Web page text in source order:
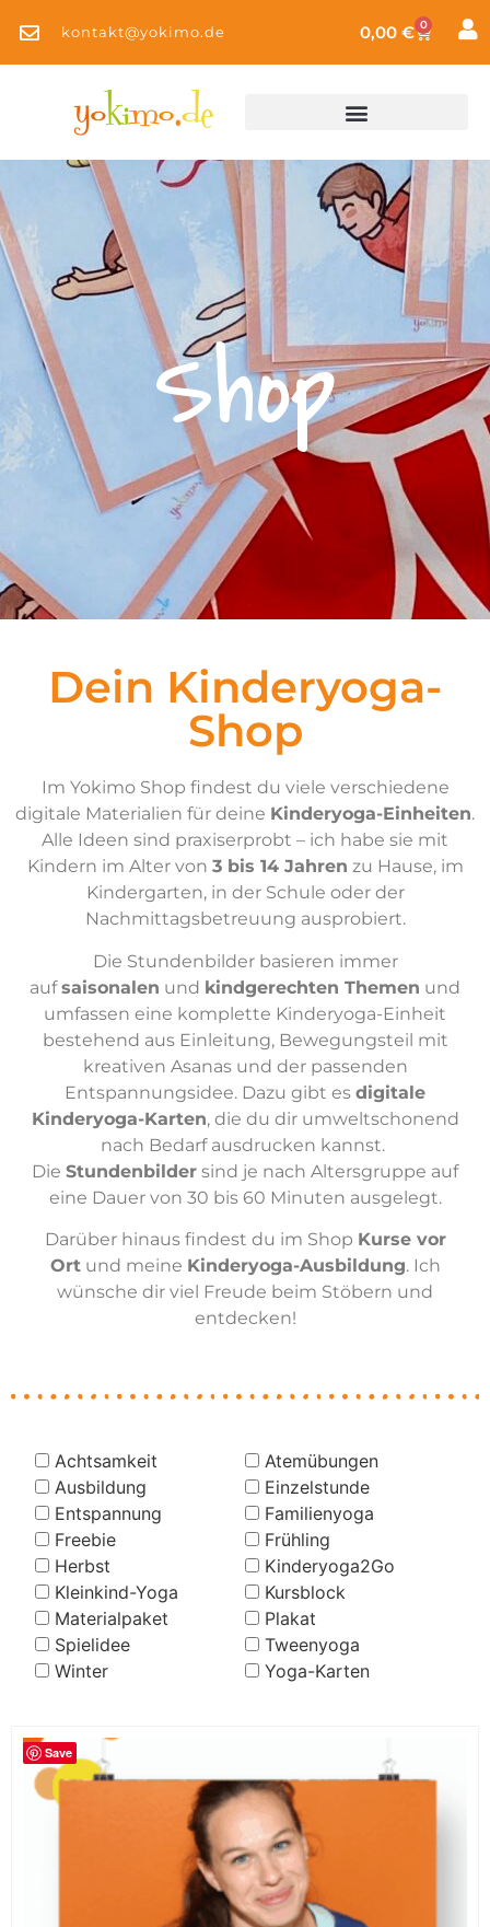
kontakt@yokimo.de 0,00 € 0
Shop
Dein Kinderyoga-
Shop
Im Yokimo Shop findest du viele verschiedene
digitale Materialien für deine Kinderyoga-Einheiten.
Alle Ideen sind praxiserprobt – ich habe sie mit
Kindern im Alter von 3 bis 14 Jahren zu Hause, im
Kindergarten, in der Schule oder der
Nachmittagsbetreuung ausprobiert.
Die Stundenbilder basieren immer
aufsaisonalen und kindgerechten Themen und
umfassen eine komplette Kinderyoga-Einheit
bestehend aus Einleitung, Bewegungsteil mit
kreativen Asanas und der passenden
Entspannungsidee. Dazu gibt es digitale
Kinderyoga-Karten, die du dir umweltschonend
nach Bedarf ausdrucken kannst.
Die Stundenbilder sind je nach Altersgruppe auf
eine Dauer von 30 bis 60 Minuten ausgelegt.
Darüber hinaus findest du im Shop Kurse vor
Ortund meine Kinderyoga-Ausbildung. Ich
wünsche dir viel Freude beim Stöbern und
entdecken!
Achtsamkeit
Atemübungen
Ausbildung
Einzelstunde
Entspannung
Familienyoga
Freebie
Frühling
Herbst
Kinderyoga2Go
Kleinkind-Yoga
Kursblock
Materialpaket
Plakat
Spielidee
Tweenyoga
Winter
Yoga-Karten
Save